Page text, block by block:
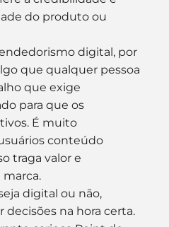
do produto ou
digital, por
que qualquer pessoa
que exige
para que os
É muito
conteúdo
traga valor e
digital ou não,
na hora certa.